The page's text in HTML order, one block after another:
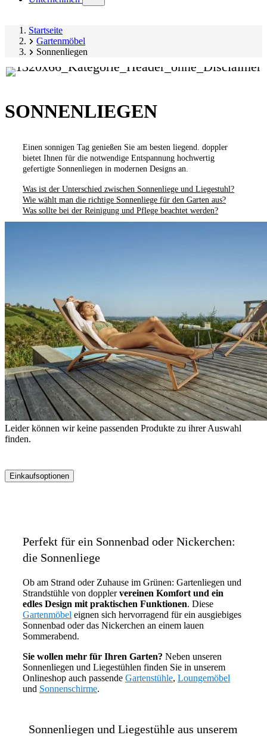
submenu)
Startseite
Gartenmöbel
Sonnenliegen
SONNENLIEGEN
Einen sonnigen Tag genießen Sie am besten liegend. doppler
bietet Ihnen für die notwendige Entspannung hochwertig
gefertigte Sonnenliegen in modernen Designs an.
Was ist der Unterschied zwischen Sonnenliege und Liegestuhl?
Wie wählt man die richtige Sonnenliege für den Garten aus?
Was sollte bei der Reinigung und Pflege beachtet werden?
Einkaufsoptionen
Leider können wir keine passenden Produkte zu ihrer Auswahl
finden.
Perfekt für ein Sonnenbad oder Nickerchen:
die Sonnenliege
Ob am Strand oder Zuhause im Grünen: Gartenliegen und
Strandstühle von dopplervereinen Komfort und ein
edles Design mit praktischen Funktionen. Diese
Gartenmöbel eignen sich hervorragend für ein ausgiebiges
Sonnenbad oder das Nickerchen an einem lauen
Sommerabend.
Sie wollen mehr für Ihren Garten? Neben unseren
Sonnenliegen und Liegestühlen finden Sie in unserem
Onlineshop auch passende Gartenstühle, Loungemöbel
und Sonnenschirme.
Sonnenliegen und Liegestühle aus unserem